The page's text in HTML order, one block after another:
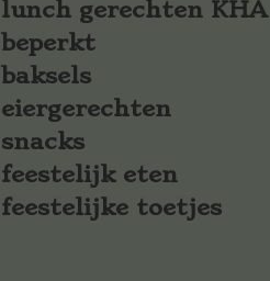
lunch gerechten KHA
beperkt
baksels
eiergerechten
snacks
feestelijk eten
feestelijke toetjes